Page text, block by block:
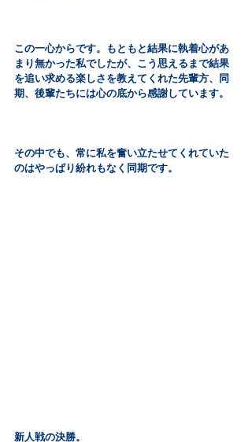
この一心からです。もともと結果に執着心があ
まり無かった私でしたが、こう思えるまで結果
を追い求める楽しさを教えてくれた先輩方、同
期、後輩たちには心の底から感謝しています。
その中でも、常に私を奮い立たせてくれていた
のはやっぱり紛れもなく同期です。
新人戦の決勝。